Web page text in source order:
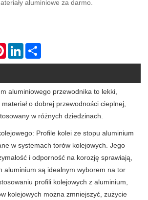
aluminiowe za darmo.
PinterestLinkedIn
aluminiowego przewodnika to lekki,
o dobrej przewodności cieplnej,
w różnych dziedzinach.
Profile kolei ze stopu aluminium
w systemach torów kolejowych. Jego
i odporność na korozję sprawiają,
aluminium są idealnym wyborem na tor
profili kolejowych z aluminium,
kolejowych można zmniejszyć, zużycie